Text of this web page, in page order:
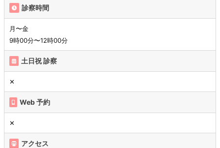
診察時間
月〜金
9時00分〜12時00分
土日祝 診察
✕
Web 予約
✕
アクセス